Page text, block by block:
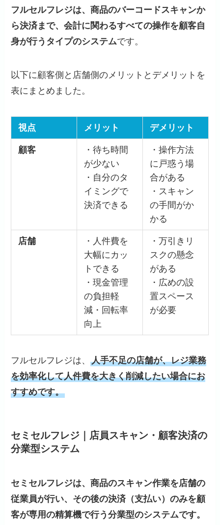
フルセルフレジは、商品のバーコードスキャンか
ら決済まで、会計に関わるすべての操作を顧客自
身が行うタイプのシステムです。
以下に顧客側と店舗側のメリットとデメリットを
表にまとめました。
視点 メリット デメリット
顧客
・待ち時間
が少ない
・自分のタ
イミングで
決済できる
・操作方法
に戸惑う場
合がある
・スキャン
の手間がか
かる
店舗
・人件費を
大幅にカッ
トできる
・現金管理
の負担軽
減・回転率
向上
・万引きリ
スクの懸念
がある
・広めの設
置スペース
が必要
フルセルフレジは、人手不足の店舗が、レジ業務
を効率化して人件費を大きく削減したい場合にお
すすめです。
セミセルフレジ｜店員スキャン・顧客決済の
分業型システム
セミセルフレジは、商品のスキャン作業を店舗の
従業員が行い、その後の決済（支払い）のみを顧
客が専用の精算機で行う分業型のシステムです。